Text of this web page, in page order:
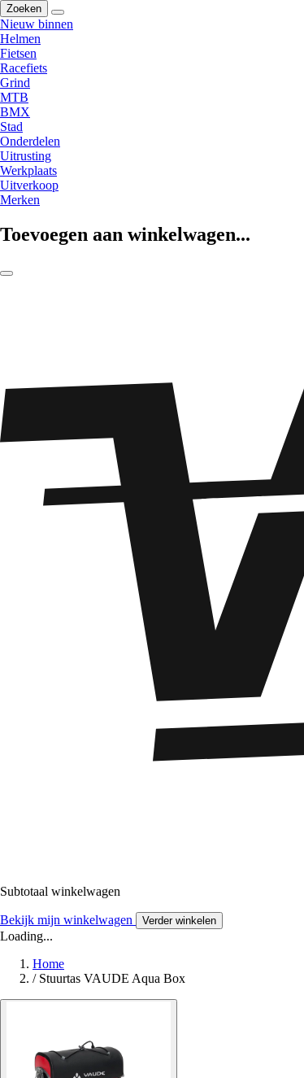
Zoeken
Nieuw binnen
Helmen
Fietsen
Racefiets
Grind
MTB
BMX
Stad
Onderdelen
Uitrusting
Werkplaats
Uitverkoop
Merken
Toevoegen aan winkelwagen...
Subtotaal winkelwagen
Bekijk mijn winkelwagen Verder winkelen
Loading...
Home
/ Stuurtas VAUDE Aqua Box